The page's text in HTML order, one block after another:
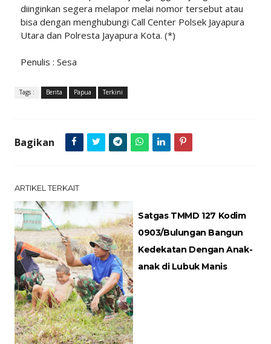
diinginkan segera melapor melai nomor tersebut atau
bisa dengan menghubungi Call Center Polsek Jayapura
Utara dan Polresta Jayapura Kota. (*)
Penulis : Sesa
Tags : Berita Papua Terkini
Bagikan
ARTIKEL TERKAIT
Satgas TMMD 127 Kodim
0903/Bulungan Bangun
Kedekatan Dengan Anak-
anak di Lubuk Manis